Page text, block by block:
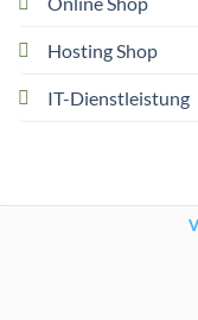
Hosting Shop
IT-Dienstleistung